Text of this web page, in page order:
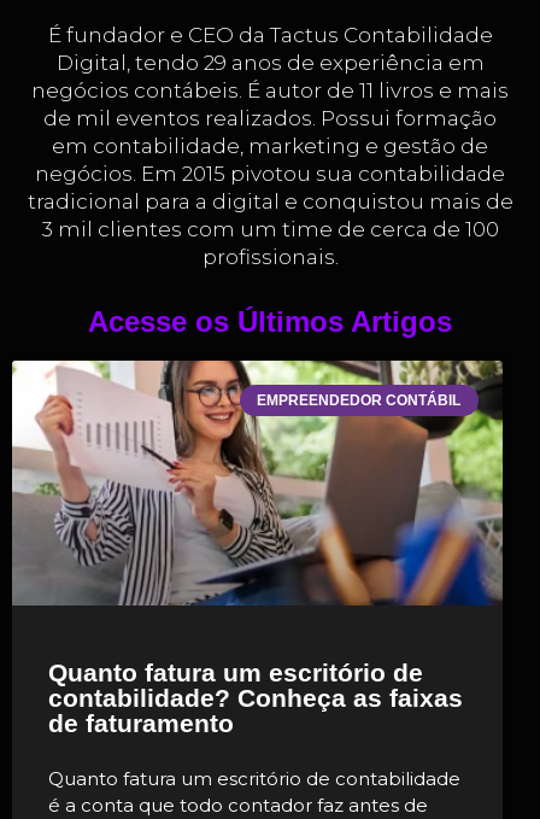
É fundador e CEO da Tactus Contabilidade
Digital, tendo 29 anos de experiência em
negócios contábeis. É autor de 11 livros e mais
de mil eventos realizados. Possui formação
em contabilidade, marketing e gestão de
negócios. Em 2015 pivotou sua contabilidade
tradicional para a digital e conquistou mais de
3 mil clientes com um time de cerca de 100
profissionais.
Acesse os Últimos Artigos
EMPREENDEDOR CONTÁBIL
Quanto fatura um escritório de
contabilidade? Conheça as faixas
de faturamento
Quanto fatura um escritório de contabilidade
é a conta que todo contador faz antes de